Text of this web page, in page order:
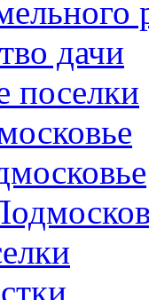
дачи
поселки